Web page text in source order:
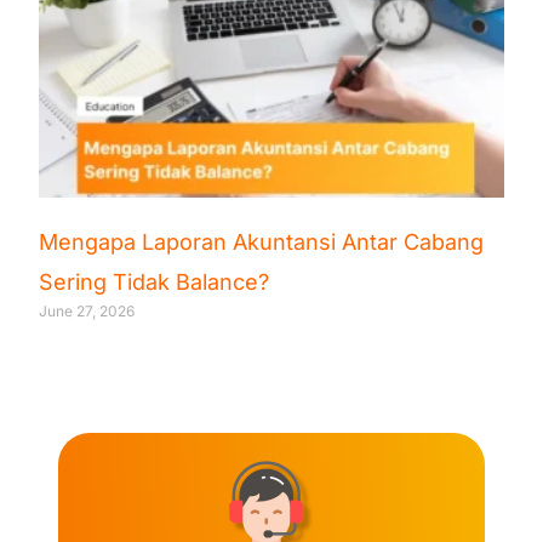
Mengapa Laporan Akuntansi Antar Cabang
Sering Tidak Balance?
June 27, 2026